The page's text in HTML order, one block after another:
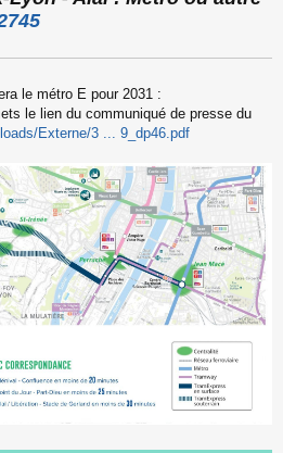
le métro E pour 2031 :
le lien du communiqué de presse du
Externe/3 ... 9_dp46.pdf